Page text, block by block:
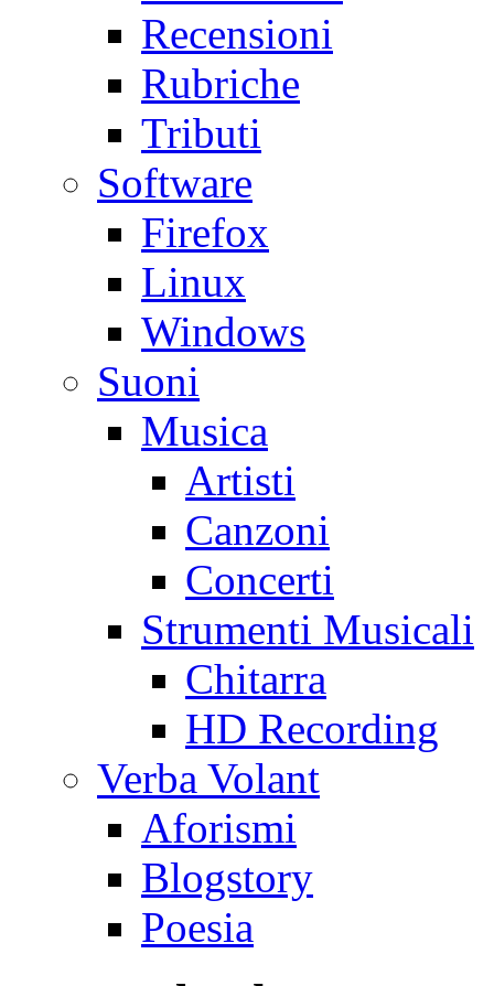
Recensioni
Rubriche
Tributi
Software
Firefox
Linux
Windows
Suoni
Musica
Artisti
Canzoni
Concerti
Strumenti Musicali
Chitarra
HD Recording
Verba Volant
Aforismi
Blogstory
Poesia